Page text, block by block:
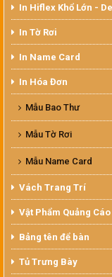
In Hiflex Khổ Lớn -
In Tờ Rơi
In Name Card
In Hóa Đơn
Mẫu Bao Thư
Mẫu Tờ Rơi
Mẫu Name Card
Vách Trang Trí
Vật Phẩm Quảng Cáo
Bảng tên để bàn
Tủ Trưng Bày